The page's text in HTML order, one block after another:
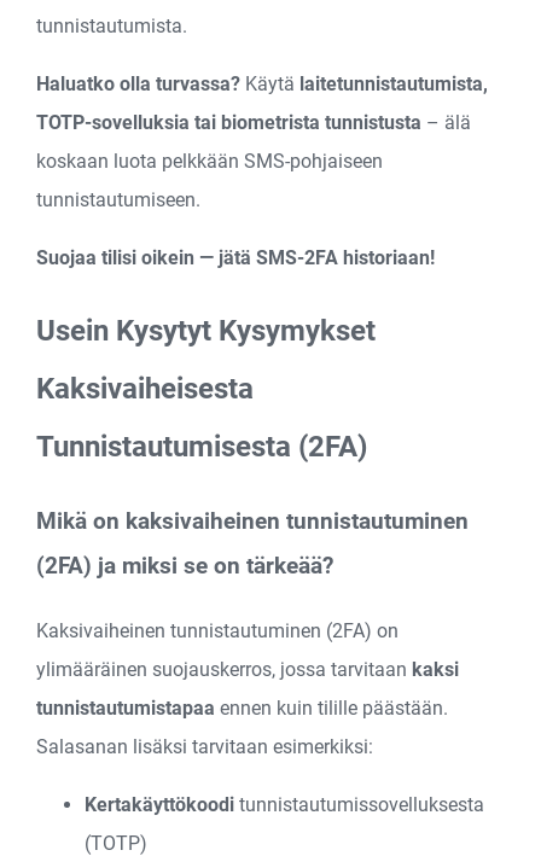
tunnistautumista.
Haluatko olla turvassa? Käytä laitetunnistautumista,
TOTP-sovelluksia tai biometrista tunnistusta – älä
koskaan luota pelkkään SMS-pohjaiseen
tunnistautumiseen.
Suojaa tilisi oikein — jätä SMS-2FA historiaan!
Usein Kysytyt Kysymykset
Kaksivaiheisesta
Tunnistautumisesta (2FA)
Mikä on kaksivaiheinen tunnistautuminen
(2FA) ja miksi se on tärkeää?
Kaksivaiheinen tunnistautuminen (2FA) on
ylimääräinen suojauskerros, jossa tarvitaan kaksi
tunnistautumistapaa ennen kuin tilille päästään.
Salasanan lisäksi tarvitaan esimerkiksi:
Kertakäyttökoodi tunnistautumissovelluksesta
(TOTP)